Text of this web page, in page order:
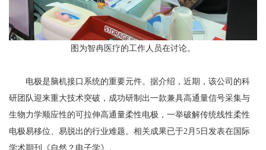
图为智冉医疗的工作人员在讨论。
电极是脑机接口系统的重要元件。据介绍，近期，该公司的科
研团队迎来重大技术突破，成功研制出一款兼具高通量信号采集与
生物力学顺应性的可拉伸高通量柔性电极，一举破解传统线性柔性
电极易移位、易脱出的行业难题。相关成果已于2月5日发表在国际
学术期刊《自然？电子学》。